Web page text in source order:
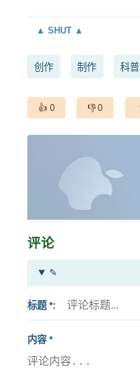
创作 制作 科普
0 0
评论
✎
标题 *
内容 *